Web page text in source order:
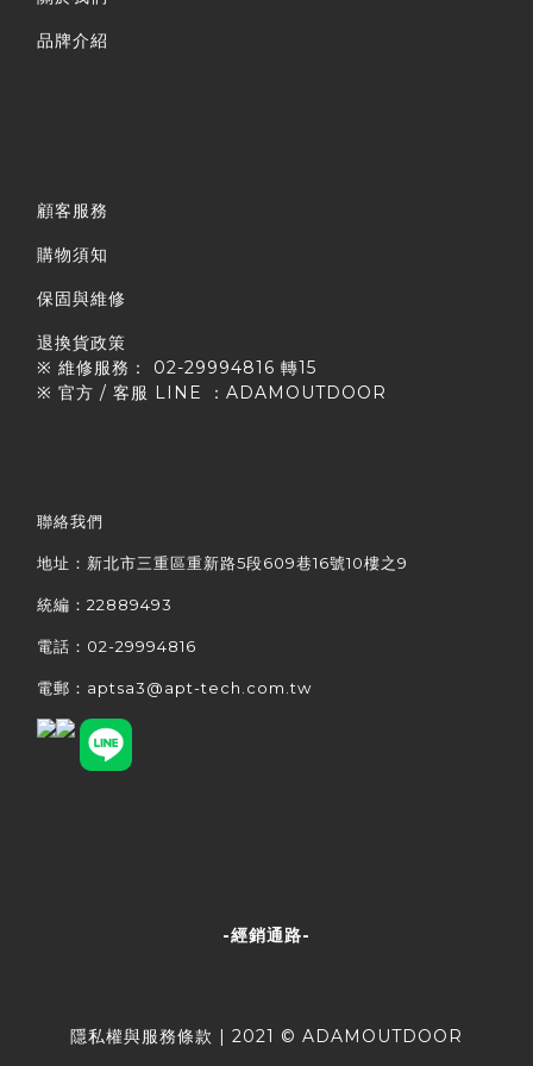
品牌介紹
顧客服務
購物須知
保固與維修
退換貨政策
※ 維修服務： 02-29994816 轉15
※ 官方 / 客服 LINE ：ADAMOUTDOOR
聯絡我們
地址：新北市三重區重新路5段609巷16號10樓之9
統編：22889493
電話：02-29994816
電郵：aptsa3@apt-tech.com.tw
-經銷通路-
隱私權與服務條款 | 2021 © ADAMOUTDOOR